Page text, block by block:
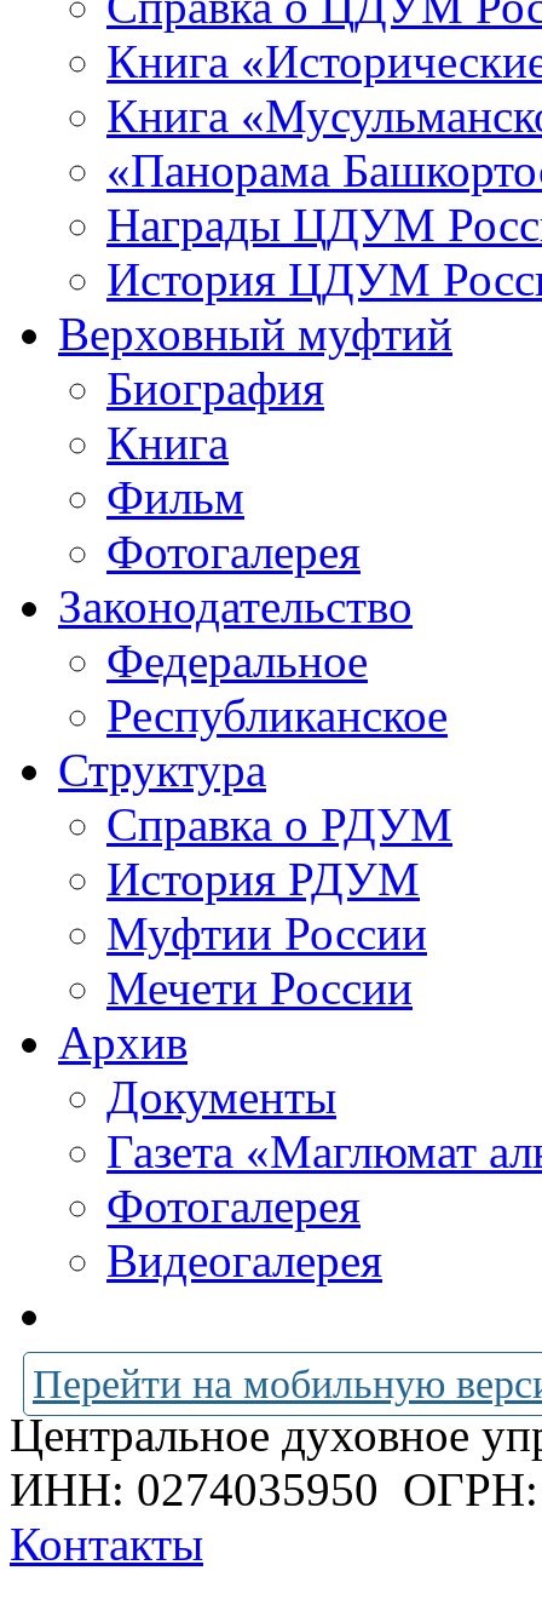
Книга
Книга
«Панорама
Награды ЦДУМ
История ЦДУМ
Верховный муфтий
Биография
Книга
Фильм
Фотогалерея
Законодательство
Федеральное
Республиканское
Структура
Справка о РДУМ
История РДУМ
Муфтии России
Мечети России
Архив
Документы
Газета «Маглюмат
Фотогалерея
Видеогалерея
Перейти на мобильную
Центральное духовное
ИНН: 0274035950 ОГРН:
Контакты